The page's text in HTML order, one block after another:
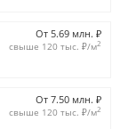
От 5.69 млн. ₽
свыше 120 тыс. ₽/м2
От 7.50 млн. ₽
свыше 120 тыс. ₽/м2